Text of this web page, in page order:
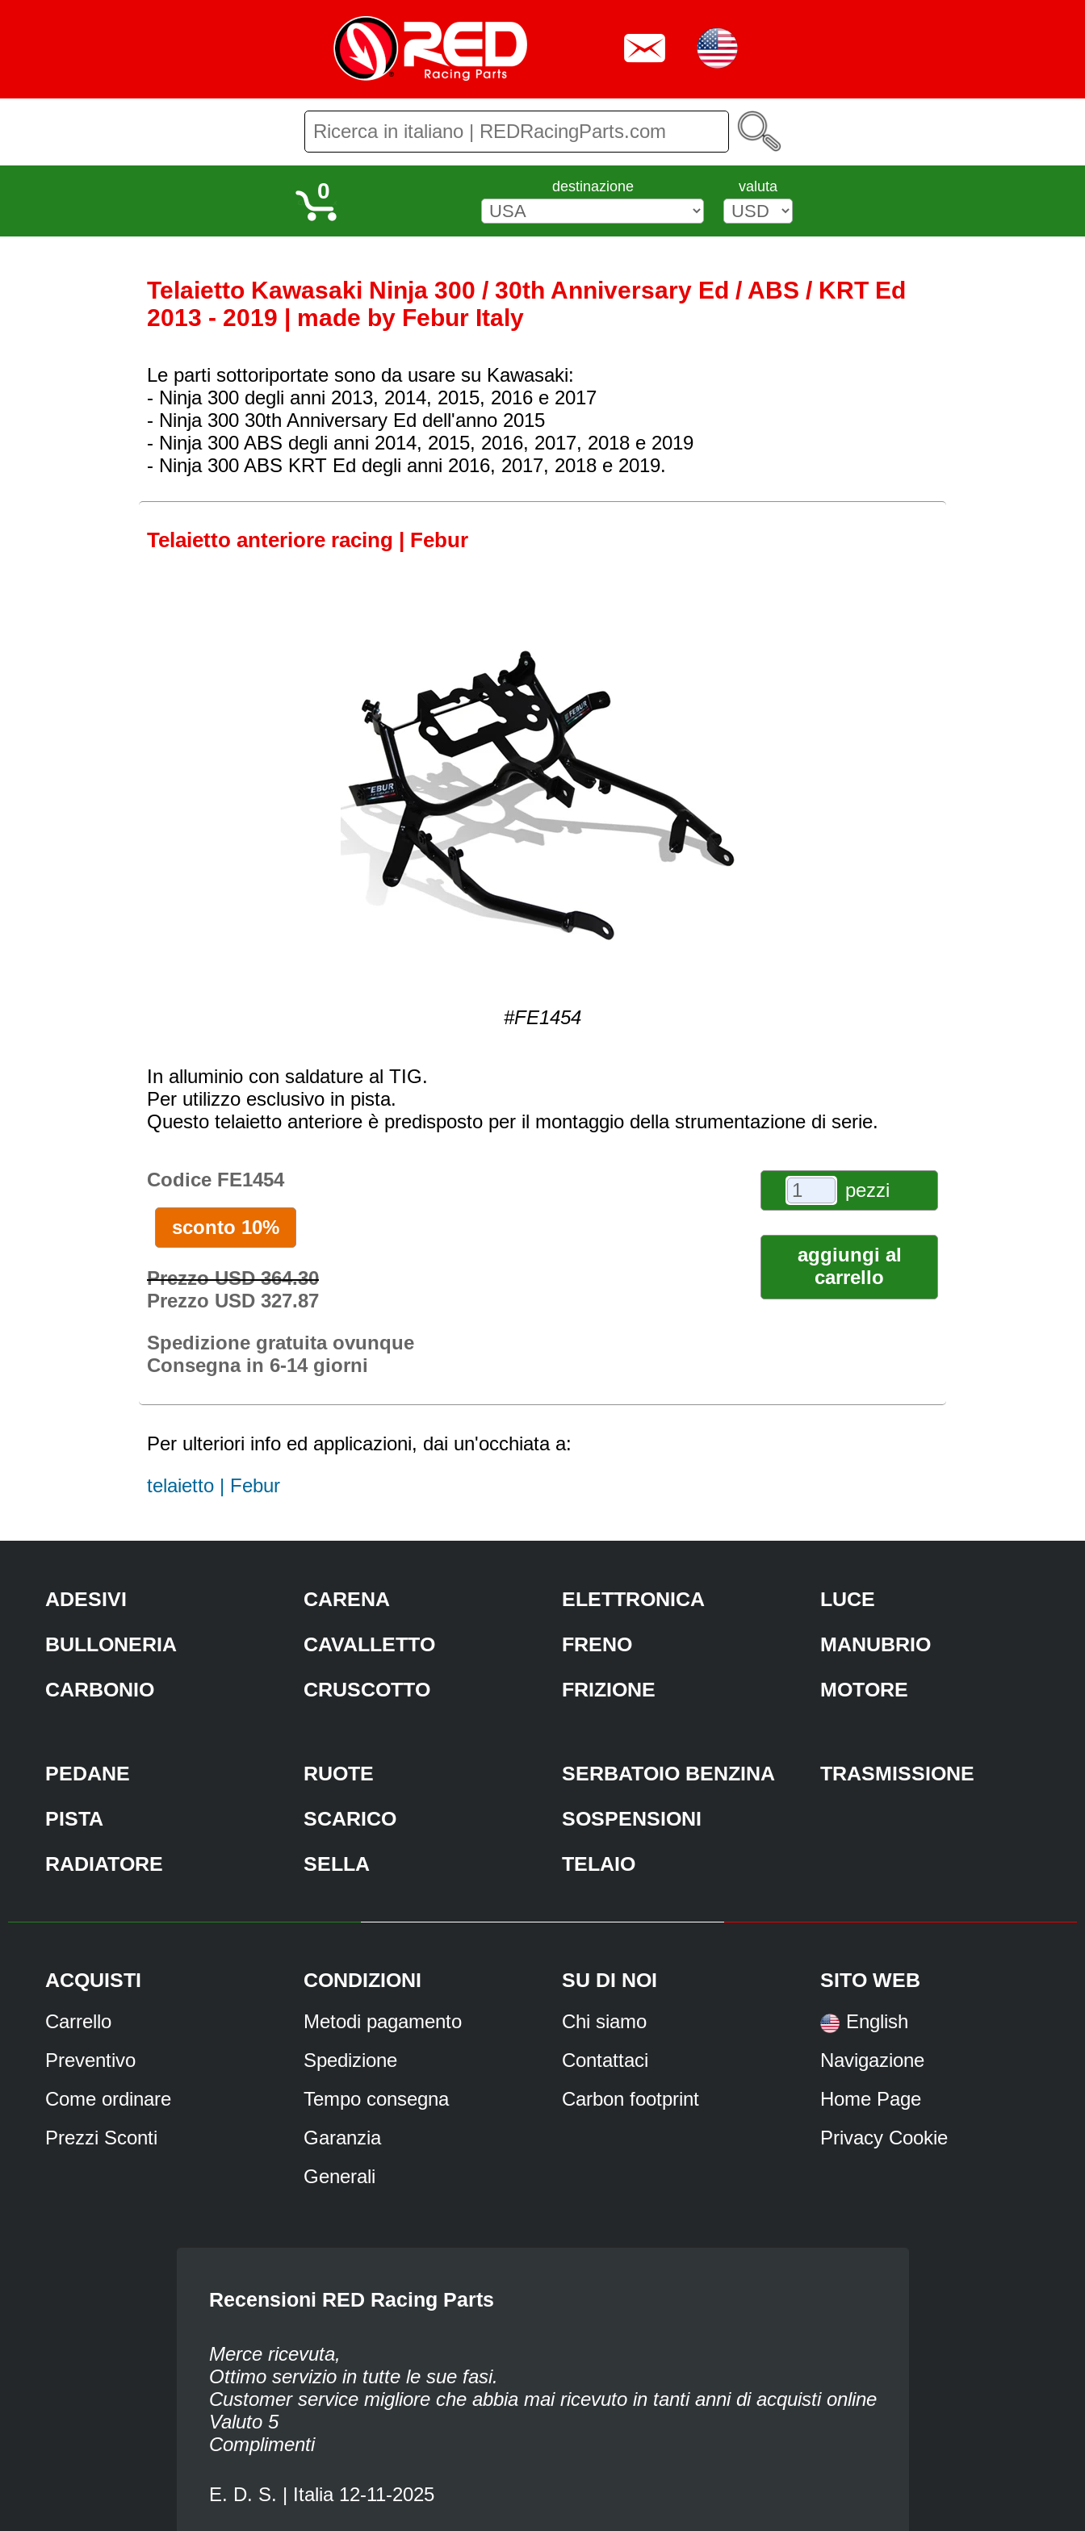
0 destinazione valuta
Telaietto Kawasaki Ninja 300 / 30th Anniversary Ed / ABS / KRT Ed
2013 - 2019 | made by Febur Italy
Le parti sottoriportate sono da usare su Kawasaki:
- Ninja 300 degli anni 2013, 2014, 2015, 2016 e 2017
- Ninja 300 30th Anniversary Ed dell'anno 2015
- Ninja 300 ABS degli anni 2014, 2015, 2016, 2017, 2018 e 2019
- Ninja 300 ABS KRT Ed degli anni 2016, 2017, 2018 e 2019.
Telaietto anteriore racing | Febur
#FE1454
In alluminio con saldature al TIG.
Per utilizzo esclusivo in pista.
Questo telaietto anteriore è predisposto per il montaggio della strumentazione di serie.
Codice FE1454
sconto 10%
Prezzo USD 364.30
Prezzo USD 327.87
Spedizione gratuita ovunque
Consegna in 6-14 giorni
pezzi
aggiungi al
carrello
Per ulteriori info ed applicazioni, dai un'occhiata a:
telaietto | Febur
ADESIVI
BULLONERIA
CARBONIO
CARENA
CAVALLETTO
CRUSCOTTO
ELETTRONICA
FRENO
FRIZIONE
LUCE
MANUBRIO
MOTORE
PEDANE
PISTA
RADIATORE
RUOTE
SCARICO
SELLA
SERBATOIO BENZINA
SOSPENSIONI
TELAIO
TRASMISSIONE
ACQUISTI
Carrello
Preventivo
Come ordinare
Prezzi Sconti
CONDIZIONI
Metodi pagamento
Spedizione
Tempo consegna
Garanzia
Generali
SU DI NOI
Chi siamo
Contattaci
Carbon footprint
SITO WEB
English
Navigazione
Home Page
Privacy Cookie
Recensioni RED Racing Parts
Merce ricevuta,
Ottimo servizio in tutte le sue fasi.
Customer service migliore che abbia mai ricevuto in tanti anni di acquisti online
Valuto 5
Complimenti
E. D. S. | Italia 12-11-2025